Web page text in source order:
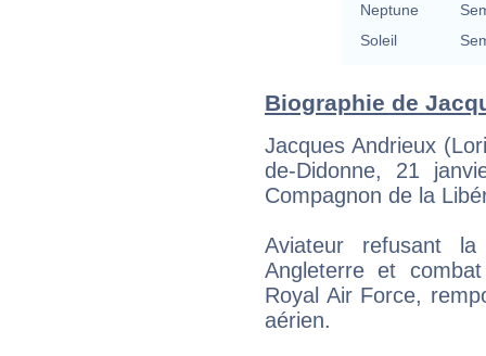
Neptune
Soleil
Biographie de
Jacques Andrieux
de-Didonne, 21
Compagnon de la
Aviateur refusant
Angleterre et
Royal Air Force,
aérien.